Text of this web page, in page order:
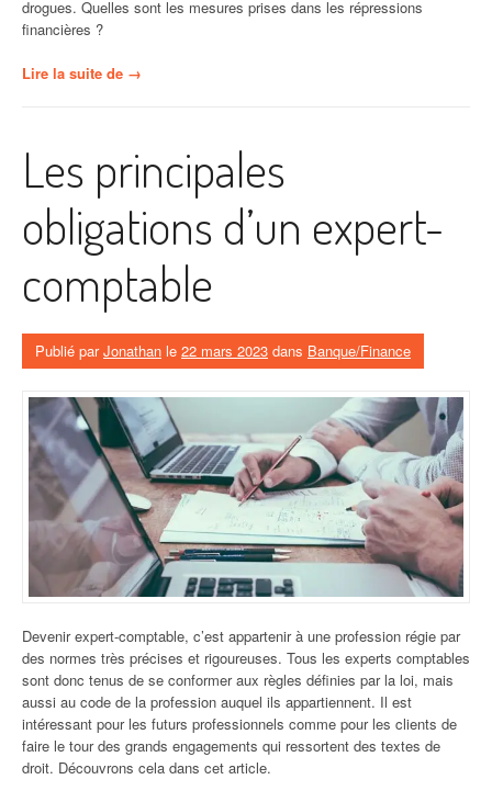
drogues. Quelles sont les mesures prises dans les répressions
financières ?
Lire la suite de « En
sanctions
financières
→
Les principales
obligations d’un expert-
comptable
Publié parJonathan le 22 mars 2023 dans Banque/Finance
Devenir expert-comptable, c’est appartenir à une profession régie par
des normes très précises et rigoureuses. Tous les experts comptables
sont donc tenus de se conformer aux règles définies par la loi, mais
aussi au code de la profession auquel ils appartiennent. Il est
intéressant pour les futurs professionnels comme pour les clients de
faire le tour des grands engagements qui ressortent des textes de
droit. Découvrons cela dans cet article.